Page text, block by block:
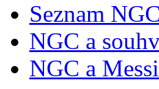
Seznam NGC
NGC a
NGC a